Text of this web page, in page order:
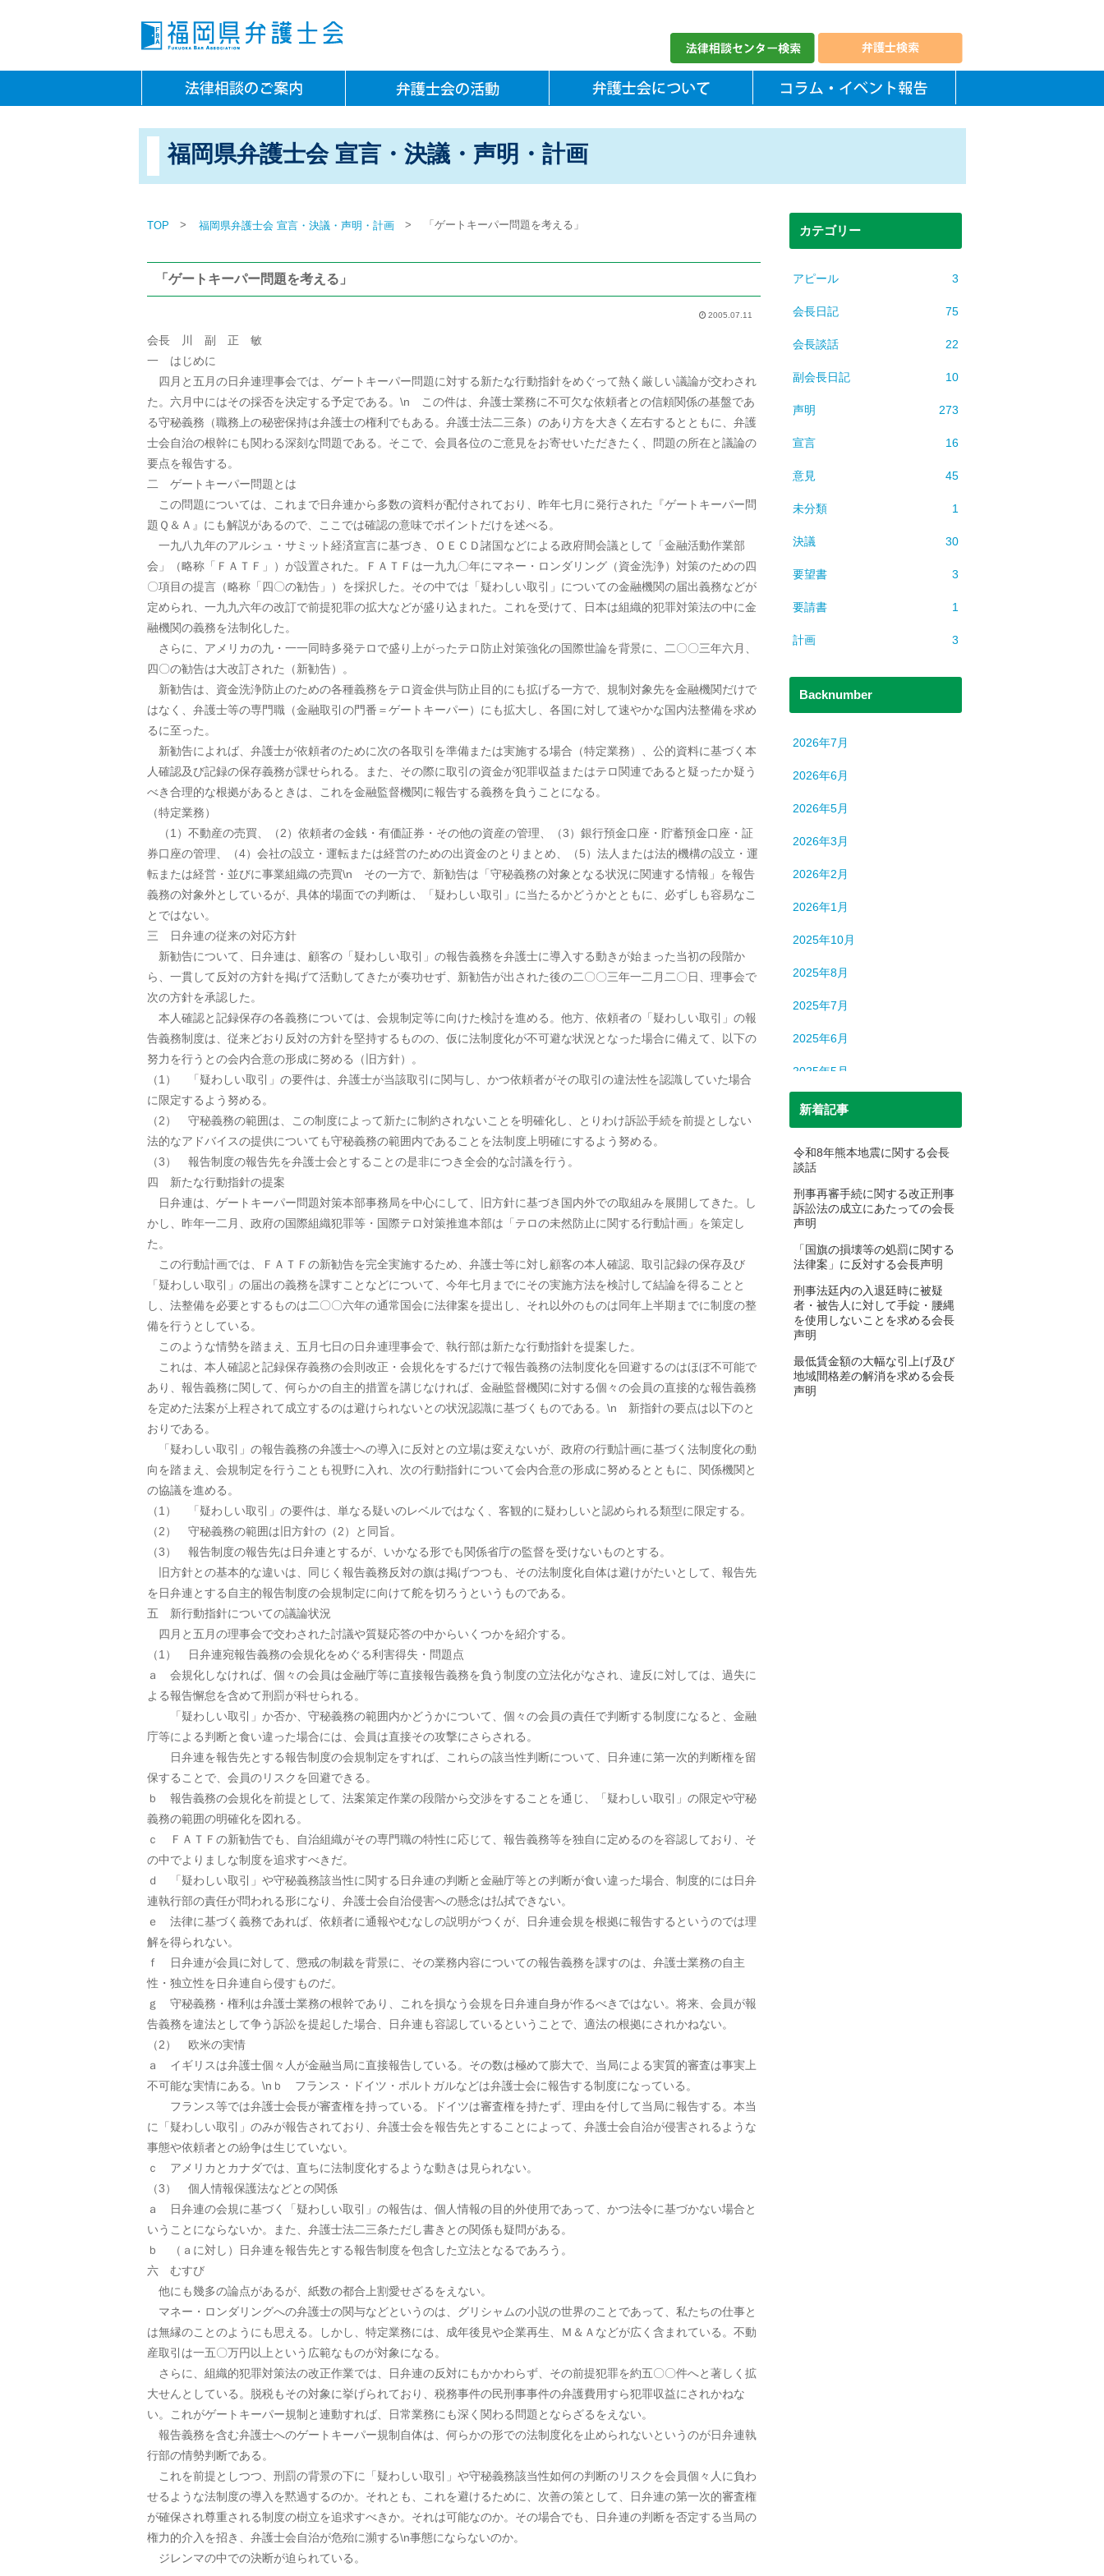
福岡県弁護士会 宣言・決議・声明・計画
TOP > 福岡県弁護士会 宣言・決議・声明・計画> 「ゲートキーパー問題を考える」
「ゲートキーパー問題を考える」
2005.07.11
会長 川 副 正 敏
一 はじめに
四月と五月の日弁連理事会では、ゲートキーパー問題に対する新たな行動指針をめぐって熱く厳しい議論が交わされ
た。六月中にはその採否を決定する予定である。\n この件は、弁護士業務に不可欠な依頼者との信頼関係の基盤であ
る守秘義務（職務上の秘密保持は弁護士の権利でもある。弁護士法二三条）のあり方を大きく左右するとともに、弁護
士会自治の根幹にも関わる深刻な問題である。そこで、会員各位のご意見をお寄せいただきたく、問題の所在と議論の
要点を報告する。
二 ゲートキーパー問題とは
この問題については、これまで日弁連から多数の資料が配付されており、昨年七月に発行された『ゲートキーパー問
題Ｑ＆Ａ』にも解説があるので、ここでは確認の意味でポイントだけを述べる。
一九八九年のアルシュ・サミット経済宣言に基づき、ＯＥＣＤ諸国などによる政府間会議として「金融活動作業部
会」（略称「ＦＡＴＦ」）が設置された。ＦＡＴＦは一九九〇年にマネー・ロンダリング（資金洗浄）対策のための四
〇項目の提言（略称「四〇の勧告」）を採択した。その中では「疑わしい取引」についての金融機関の届出義務などが
定められ、一九九六年の改訂で前提犯罪の拡大などが盛り込まれた。これを受けて、日本は組織的犯罪対策法の中に金
融機関の義務を法制化した。
さらに、アメリカの九・一一同時多発テロで盛り上がったテロ防止対策強化の国際世論を背景に、二〇〇三年六月、
四〇の勧告は大改訂された（新勧告）。
新勧告は、資金洗浄防止のための各種義務をテロ資金供与防止目的にも拡げる一方で、規制対象先を金融機関だけで
はなく、弁護士等の専門職（金融取引の門番＝ゲートキーパー）にも拡大し、各国に対して速やかな国内法整備を求め
るに至った。
新勧告によれば、弁護士が依頼者のために次の各取引を準備または実施する場合（特定業務）、公的資料に基づく本
人確認及び記録の保存義務が課せられる。また、その際に取引の資金が犯罪収益またはテロ関連であると疑ったか疑う
べき合理的な根拠があるときは、これを金融監督機関に報告する義務を負うことになる。
（特定業務）
（1）不動産の売買、（2）依頼者の金銭・有価証券・その他の資産の管理、（3）銀行預金口座・貯蓄預金口座・証
券口座の管理、（4）会社の設立・運転または経営のための出資金のとりまとめ、（5）法人または法的機構の設立・運
転または経営・並びに事業組織の売買\n その一方で、新勧告は「守秘義務の対象となる状況に関連する情報」を報告
義務の対象外としているが、具体的場面での判断は、「疑わしい取引」に当たるかどうかとともに、必ずしも容易なこ
とではない。
三 日弁連の従来の対応方針
新勧告について、日弁連は、顧客の「疑わしい取引」の報告義務を弁護士に導入する動きが始まった当初の段階か
ら、一貫して反対の方針を掲げて活動してきたが奏功せず、新勧告が出された後の二〇〇三年一二月二〇日、理事会で
次の方針を承認した。
本人確認と記録保存の各義務については、会規制定等に向けた検討を進める。他方、依頼者の「疑わしい取引」の報
告義務制度は、従来どおり反対の方針を堅持するものの、仮に法制度化が不可避な状況となった場合に備えて、以下の
努力を行うとの会内合意の形成に努める（旧方針）。
（1） 「疑わしい取引」の要件は、弁護士が当該取引に関与し、かつ依頼者がその取引の違法性を認識していた場合
に限定するよう努める。
（2） 守秘義務の範囲は、この制度によって新たに制約されないことを明確化し、とりわけ訴訟手続を前提としない
法的なアドバイスの提供についても守秘義務の範囲内であることを法制度上明確にするよう努める。
（3） 報告制度の報告先を弁護士会とすることの是非につき全会的な討議を行う。
四 新たな行動指針の提案
日弁連は、ゲートキーパー問題対策本部事務局を中心にして、旧方針に基づき国内外での取組みを展開してきた。し
かし、昨年一二月、政府の国際組織犯罪等・国際テロ対策推進本部は「テロの未然防止に関する行動計画」を策定し
た。
この行動計画では、ＦＡＴＦの新勧告を完全実施するため、弁護士等に対し顧客の本人確認、取引記録の保存及び
「疑わしい取引」の届出の義務を課すことなどについて、今年七月までにその実施方法を検討して結論を得ることと
し、法整備を必要とするものは二〇〇六年の通常国会に法律案を提出し、それ以外のものは同年上半期までに制度の整
備を行うとしている。
このような情勢を踏まえ、五月七日の日弁連理事会で、執行部は新たな行動指針を提案した。
これは、本人確認と記録保存義務の会則改正・会規化をするだけで報告義務の法制度化を回避するのはほぼ不可能で
あり、報告義務に関して、何らかの自主的措置を講じなければ、金融監督機関に対する個々の会員の直接的な報告義務
を定めた法案が上程されて成立するのは避けられないとの状況認識に基づくものである。\n 新指針の要点は以下のと
おりである。
「疑わしい取引」の報告義務の弁護士への導入に反対との立場は変えないが、政府の行動計画に基づく法制度化の動
向を踏まえ、会規制定を行うことも視野に入れ、次の行動指針について会内合意の形成に努めるとともに、関係機関と
の協議を進める。
（1） 「疑わしい取引」の要件は、単なる疑いのレベルではなく、客観的に疑わしいと認められる類型に限定する。
（2） 守秘義務の範囲は旧方針の（2）と同旨。
（3） 報告制度の報告先は日弁連とするが、いかなる形でも関係省庁の監督を受けないものとする。
旧方針との基本的な違いは、同じく報告義務反対の旗は掲げつつも、その法制度化自体は避けがたいとして、報告先
を日弁連とする自主的報告制度の会規制定に向けて舵を切ろうというものである。
五 新行動指針についての議論状況
四月と五月の理事会で交わされた討議や質疑応答の中からいくつかを紹介する。
（1） 日弁連宛報告義務の会規化をめぐる利害得失・問題点
ａ 会規化しなければ、個々の会員は金融庁等に直接報告義務を負う制度の立法化がなされ、違反に対しては、過失に
よる報告懈怠を含めて刑罰が科せられる。
「疑わしい取引」か否か、守秘義務の範囲内かどうかについて、個々の会員の責任で判断する制度になると、金融
庁等による判断と食い違った場合には、会員は直接その攻撃にさらされる。
日弁連を報告先とする報告制度の会規制定をすれば、これらの該当性判断について、日弁連に第一次的判断権を留
保することで、会員のリスクを回避できる。
ｂ 報告義務の会規化を前提として、法案策定作業の段階から交渉をすることを通じ、「疑わしい取引」の限定や守秘
義務の範囲の明確化を図れる。
ｃ ＦＡＴＦの新勧告でも、自治組織がその専門職の特性に応じて、報告義務等を独自に定めるのを容認しており、そ
の中でよりましな制度を追求すべきだ。
ｄ 「疑わしい取引」や守秘義務該当性に関する日弁連の判断と金融庁等との判断が食い違った場合、制度的には日弁
連執行部の責任が問われる形になり、弁護士会自治侵害への懸念は払拭できない。
ｅ 法律に基づく義務であれば、依頼者に通報やむなしの説明がつくが、日弁連会規を根拠に報告するというのでは理
解を得られない。
ｆ 日弁連が会員に対して、懲戒の制裁を背景に、その業務内容についての報告義務を課すのは、弁護士業務の自主
性・独立性を日弁連自ら侵すものだ。
ｇ 守秘義務・権利は弁護士業務の根幹であり、これを損なう会規を日弁連自身が作るべきではない。将来、会員が報
告義務を違法として争う訴訟を提起した場合、日弁連も容認しているということで、適法の根拠にされかねない。
（2） 欧米の実情
ａ イギリスは弁護士個々人が金融当局に直接報告している。その数は極めて膨大で、当局による実質的審査は事実上
不可能な実情にある。\nｂ フランス・ドイツ・ポルトガルなどは弁護士会に報告する制度になっている。
フランス等では弁護士会長が審査権を持っている。ドイツは審査権を持たず、理由を付して当局に報告する。本当
に「疑わしい取引」のみが報告されており、弁護士会を報告先とすることによって、弁護士会自治が侵害されるような
事態や依頼者との紛争は生じていない。
ｃ アメリカとカナダでは、直ちに法制度化するような動きは見られない。
（3） 個人情報保護法などとの関係
ａ 日弁連の会規に基づく「疑わしい取引」の報告は、個人情報の目的外使用であって、かつ法令に基づかない場合と
いうことにならないか。また、弁護士法二三条ただし書きとの関係も疑問がある。
ｂ （ａに対し）日弁連を報告先とする報告制度を包含した立法となるであろう。
六 むすび
他にも幾多の論点があるが、紙数の都合上割愛せざるをえない。
マネー・ロンダリングへの弁護士の関与などというのは、グリシャムの小説の世界のことであって、私たちの仕事と
は無縁のことのようにも思える。しかし、特定業務には、成年後見や企業再生、Ｍ＆Ａなどが広く含まれている。不動
産取引は一五〇万円以上という広範なものが対象になる。
さらに、組織的犯罪対策法の改正作業では、日弁連の反対にもかかわらず、その前提犯罪を約五〇〇件へと著しく拡
大せんとしている。脱税もその対象に挙げられており、税務事件の民刑事事件の弁護費用すら犯罪収益にされかねな
い。これがゲートキーパー規制と連動すれば、日常業務にも深く関わる問題とならざるをえない。
報告義務を含む弁護士へのゲートキーパー規制自体は、何らかの形での法制度化を止められないというのが日弁連執
行部の情勢判断である。
これを前提としつつ、刑罰の背景の下に「疑わしい取引」や守秘義務該当性如何の判断のリスクを会員個々人に負わ
せるような法制度の導入を黙過するのか。それとも、これを避けるために、次善の策として、日弁連の第一次的審査権
が確保され尊重される制度の樹立を追求すべきか。それは可能なのか。その場合でも、日弁連の判断を否定する当局の
権力的介入を招き、弁護士会自治が危殆に瀕する\n事態にならないのか。
ジレンマの中での決断が迫られている。
カテゴリー
アピール 3
会長日記 75
会長談話 22
副会長日記 10
声明 273
宣言 16
意見 45
未分類 1
決議 30
要望書 3
要請書 1
計画 3
Backnumber
2026年7月
2026年6月
2026年5月
2026年3月
2026年2月
2026年1月
2025年10月
2025年8月
2025年7月
2025年6月
2025年5月
2025年3月
2025年1月
2024年12月
2024年9月
2024年7月
2024年6月
2024年5月
2024年4月
新着記事
令和8年熊本地震に関する会長
談話
刑事再審手続に関する改正刑事
訴訟法の成立にあたっての会長
声明
「国旗の損壊等の処罰に関する
法律案」に反対する会長声明
刑事法廷内の入退廷時に被疑
者・被告人に対して手錠・腰縄
を使用しないことを求める会長
声明
最低賃金額の大幅な引上げ及び
地域間格差の解消を求める会長
声明